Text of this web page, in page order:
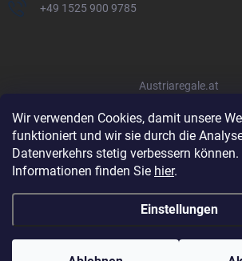
Wir verwenden Cookies, damit unsere
funktioniert und wir sie durch die
Datenverkehrs stetig verbessern
Informationen finden Sie hier.
Einstellungen
+49 1525 900 9785
Austriaregale.at
Copyright 2026Deutscheregale.de. Alle Rechte